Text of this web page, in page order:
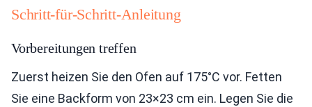
Schritt-für-Schritt-Anleitung
Vorbereitungen treffen
Zuerst heizen Sie den Ofen auf 175°C vor. Fetten
Sie eine Backform von 23×23 cm ein. Legen Sie die